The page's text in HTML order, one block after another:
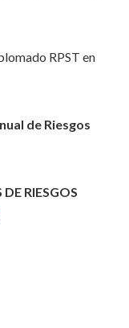
RPST en
de Riesgos
RIESGOS